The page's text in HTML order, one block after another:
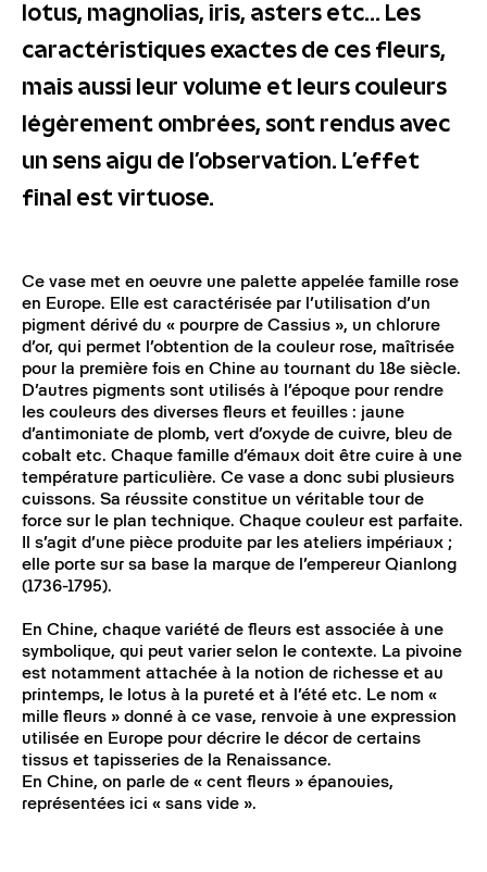
lotus, magnolias, iris, asters etc... Les
caractéristiques exactes de ces fleurs,
mais aussi leur volume et leurs couleurs
légèrement ombrées, sont rendus avec
un sens aigu de l’observation. L’effet
final est virtuose.
Ce vase met en oeuvre une palette appelée famille rose
en Europe. Elle est caractérisée par l’utilisation d’un
pigment dérivé du « pourpre de Cassius », un chlorure
d’or, qui permet l’obtention de la couleur rose, maîtrisée
pour la première fois en Chine au tournant du 18e siècle.
D’autres pigments sont utilisés à l’époque pour rendre
les couleurs des diverses fleurs et feuilles : jaune
d’antimoniate de plomb, vert d’oxyde de cuivre, bleu de
cobalt etc. Chaque famille d’émaux doit être cuire à une
température particulière. Ce vase a donc subi plusieurs
cuissons. Sa réussite constitue un véritable tour de
force sur le plan technique. Chaque couleur est parfaite.
Il s’agit d’une pièce produite par les ateliers impériaux ;
elle porte sur sa base la marque de l’empereur Qianlong
(1736-1795).
En Chine, chaque variété de fleurs est associée à une
symbolique, qui peut varier selon le contexte. La pivoine
est notamment attachée à la notion de richesse et au
printemps, le lotus à la pureté et à l’été etc. Le nom «
mille fleurs » donné à ce vase, renvoie à une expression
utilisée en Europe pour décrire le décor de certains
tissus et tapisseries de la Renaissance.
En Chine, on parle de « cent fleurs » épanouies,
représentées ici « sans vide ».